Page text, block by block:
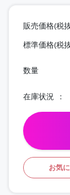
販売価格(税
標準価格(税
数量
在庫状況
お気